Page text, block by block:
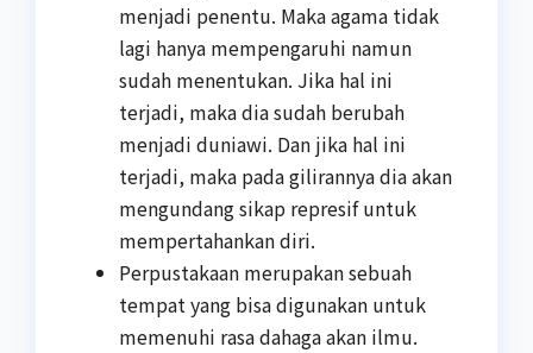
menjadi penentu. Maka agama tidak
lagi hanya mempengaruhi namun
sudah menentukan. Jika hal ini
terjadi, maka dia sudah berubah
menjadi duniawi. Dan jika hal ini
terjadi, maka pada gilirannya dia akan
mengundang sikap represif untuk
mempertahankan diri.
Perpustakaan merupakan sebuah
tempat yang bisa digunakan untuk
memenuhi rasa dahaga akan ilmu.